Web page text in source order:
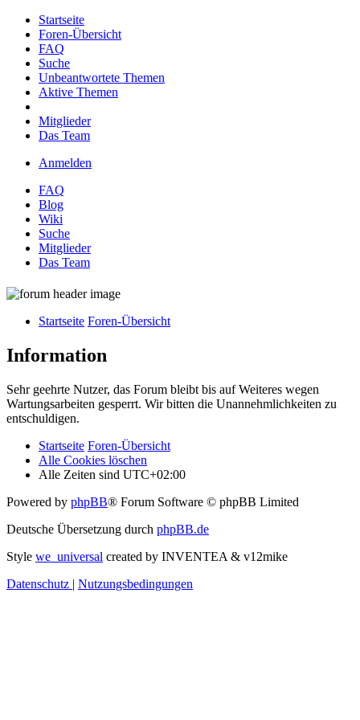
Startseite
Foren-Übersicht
FAQ
Suche
Unbeantwortete Themen
Aktive Themen
Mitglieder
Das Team
Anmelden
FAQ
Blog
Wiki
Suche
Mitglieder
Das Team
Startseite Foren-Übersicht
Information
Sehr geehrte Nutzer, das Forum bleibt bis auf Weiteres wegen
Wartungsarbeiten gesperrt. Wir bitten die Unannehmlichkeiten zu
entschuldigen.
Startseite Foren-Übersicht
Alle Cookies löschen
Alle Zeiten sind UTC+02:00
Powered by phpBB® Forum Software © phpBB Limited
Deutsche Übersetzung durch phpBB.de
Style we_universal created by INVENTEA & v12mike
Datenschutz | Nutzungsbedingungen